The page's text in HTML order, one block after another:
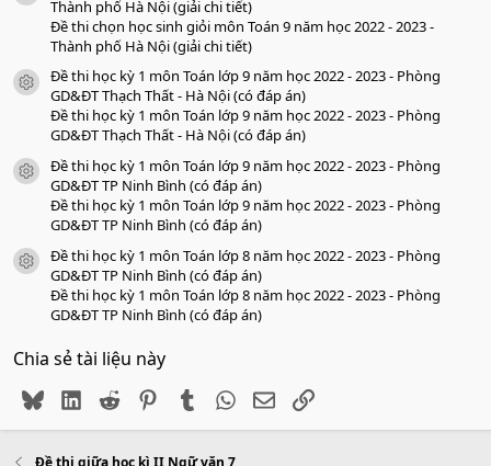
Thành phố Hà Nội (giải chi tiết)
Đề thi chọn học sinh giỏi môn Toán 9 năm học 2022 - 2023 -
Thành phố Hà Nội (giải chi tiết)
icon tài liệu
Đề thi học kỳ 1 môn Toán lớp 9 năm học 2022 - 2023 - Phòng
GD&ĐT Thạch Thất - Hà Nội (có đáp án)
Đề thi học kỳ 1 môn Toán lớp 9 năm học 2022 - 2023 - Phòng
GD&ĐT Thạch Thất - Hà Nội (có đáp án)
icon tài liệu
Đề thi học kỳ 1 môn Toán lớp 9 năm học 2022 - 2023 - Phòng
GD&ĐT TP Ninh Bình (có đáp án)
Đề thi học kỳ 1 môn Toán lớp 9 năm học 2022 - 2023 - Phòng
GD&ĐT TP Ninh Bình (có đáp án)
icon tài liệu
Đề thi học kỳ 1 môn Toán lớp 8 năm học 2022 - 2023 - Phòng
GD&ĐT TP Ninh Bình (có đáp án)
Đề thi học kỳ 1 môn Toán lớp 8 năm học 2022 - 2023 - Phòng
GD&ĐT TP Ninh Bình (có đáp án)
Chia sẻ tài liệu này
BlueskyLinkedIn
Reddit PinterestTumblr WhatsApp
EmailLink
Đề thi giữa học kì II Ngữ văn 7